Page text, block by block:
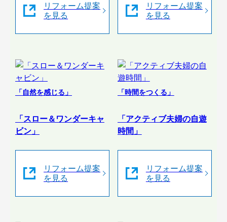
リフォーム提案
を見る
リフォーム提案
を見る
「自然を感じる」
「スロー＆ワンダーキャ
ビン」
リフォーム提案
を見る
「時間をつくる」
「アクティブ夫婦の自遊
時間」
リフォーム提案
を見る